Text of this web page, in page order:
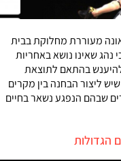
מעוררת מחלוקת בבית
שאינו נושא באחריות
בהתאם לתוצאת
ליצור הבחנה בין מקרים
שבהם הנפגע נשאר בחיים